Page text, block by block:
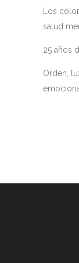
Los
salud
25 años
Orden,